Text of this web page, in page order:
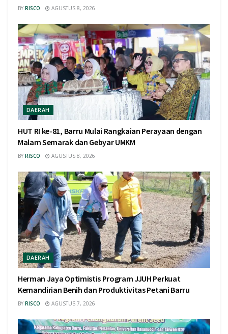
BY RISCO AGUSTUS 8, 2026
DAERAH
HUT RI ke-81, Barru Mulai Rangkaian Perayaan dengan
Malam Semarak dan Gebyar UMKM
BY RISCO AGUSTUS 8, 2026
DAERAH
Herman Jaya Optimistis Program JJUH Perkuat
Kemandirian Benih dan Produktivitas Petani Barru
BY RISCO AGUSTUS 7, 2026